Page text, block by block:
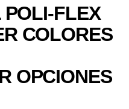
POLI-FLEX
COLORES
OPCIONES